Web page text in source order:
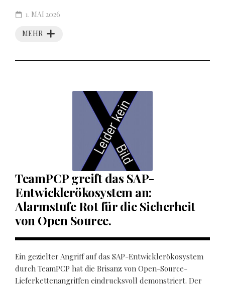
MEHR
1. MAI 2026
TeamPCP greift das SAP-
Entwicklerökosystem an:
Alarmstufe Rot für die Sicherheit
von Open Source.
Ein gezielter Angriff auf das SAP-Entwicklerökosystem
durch TeamPCP hat die Brisanz von Open-Source-
Lieferkettenangriffen eindrucksvoll demonstriert. Der